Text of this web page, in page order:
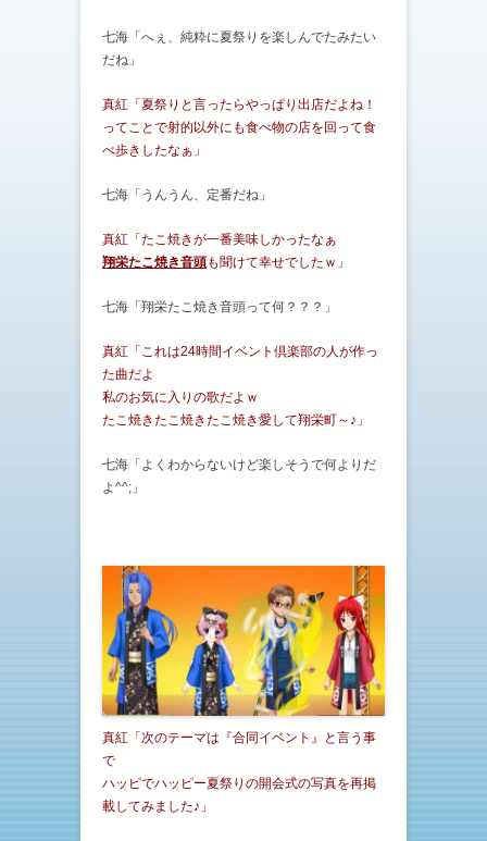
七海「へぇ、純粋に夏祭りを楽しんでたみたい
だね」
真紅「夏祭りと言ったらやっぱり出店だよね！
ってことで射的以外にも食べ物の店を回って食
べ歩きしたなぁ」
七海「うんうん、定番だね」
真紅「たこ焼きが一番美味しかったなぁ
翔栄たこ焼き音頭も聞けて幸せでしたｗ」
七海「翔栄たこ焼き音頭って何？？？」
真紅「これは24時間イベント倶楽部の人が作っ
た曲だよ
私のお気に入りの歌だよｗ
たこ焼きたこ焼きたこ焼き愛して翔栄町～♪」
七海「よくわからないけど楽しそうで何よりだ
よ^^;」
真紅「次のテーマは『合同イベント』と言う事
で
ハッピでハッピー夏祭りの開会式の写真を再掲
載してみました♪」